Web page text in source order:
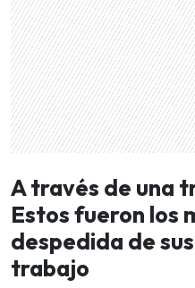
A través de una
Estos fueron los
despedida de
trabajo